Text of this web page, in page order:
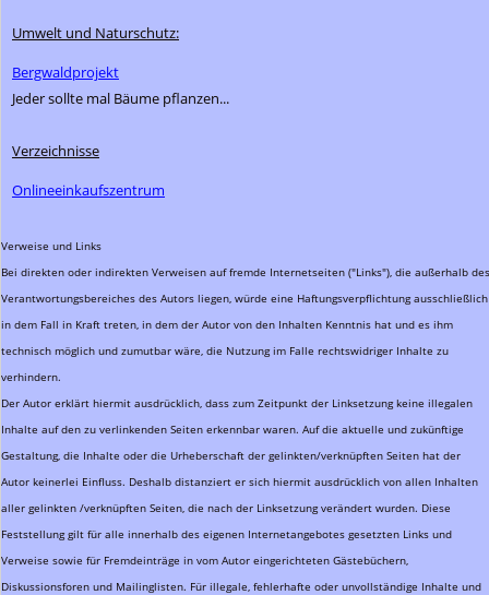
Umwelt und Naturschutz:
Bergwaldprojekt
Jeder sollte mal Bäume pflanzen...
Verzeichnisse
Onlineeinkaufszentrum
Verweise und Links
Bei direkten oder indirekten Verweisen auf fremde Internetseiten ("Links"), die außerhalb des
Verantwortungsbereiches des Autors liegen, würde eine Haftungsverpflichtung ausschließlich
in dem Fall in Kraft treten, in dem der Autor von den Inhalten Kenntnis hat und es ihm
technisch möglich und zumutbar wäre, die Nutzung im Falle rechtswidriger Inhalte zu
verhindern.
Der Autor erklärt hiermit ausdrücklich, dass zum Zeitpunkt der Linksetzung keine illegalen
Inhalte auf den zu verlinkenden Seiten erkennbar waren. Auf die aktuelle und zukünftige
Gestaltung, die Inhalte oder die Urheberschaft der gelinkten/verknüpften Seiten hat der
Autor keinerlei Einfluss. Deshalb distanziert er sich hiermit ausdrücklich von allen Inhalten
aller gelinkten /verknüpften Seiten, die nach der Linksetzung verändert wurden. Diese
Feststellung gilt für alle innerhalb des eigenen Internetangebotes gesetzten Links und
Verweise sowie für Fremdeinträge in vom Autor eingerichteten Gästebüchern,
Diskussionsforen und Mailinglisten. Für illegale, fehlerhafte oder unvollständige Inhalte und